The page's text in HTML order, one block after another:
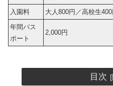
入園料
大人800円／高校生
年間パス
ポート
2,000円
目次